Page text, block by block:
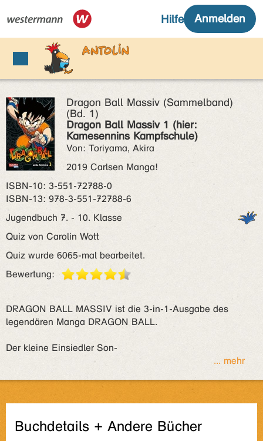
Dragon Ball Massiv (Sammelband)
(Bd. 1)
Dragon Ball Massiv 1 (hier:
Kamesennins Kampfschule)
Von: Toriyama, Akira
2019 Carlsen Manga!
ISBN‑10: 3-551-72788-0
ISBN‑13: 978-3-551-72788-6
Jugendbuch 7. - 10. Klasse
Quiz von Carolin Wott
Quiz wurde 6065-mal bearbeitet.
Bewertung:
DRAGON BALL MASSIV ist die 3-in-1-Ausgabe des
legendären Manga DRAGON BALL.
Der kleine Einsiedler Son-
... mehr
Buchdetails + Andere Bücher